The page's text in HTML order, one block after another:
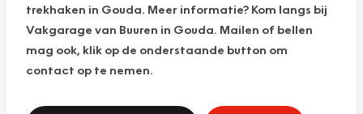
trekhaken in Gouda. Meer informatie? Kom langs bij
Vakgarage van Buuren in Gouda. Mailen of bellen
mag ook, klik op de onderstaande button om
contact op te nemen.